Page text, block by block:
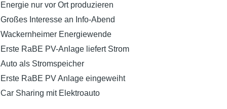
Energie nur vor Ort produzieren
Großes Interesse an Info-Abend
Wackernheimer Energiewende
Erste RaBE PV-Anlage liefert Strom
Auto als Stromspeicher
Erste RaBE PV Anlage eingeweiht
Car Sharing mit Elektroauto